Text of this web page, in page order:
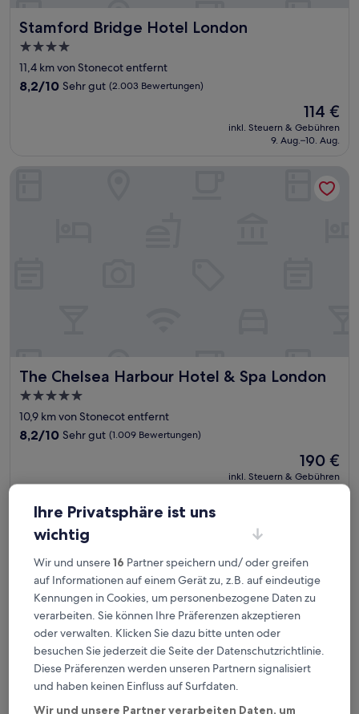
Stamford Bridge Hotel London
Stamford Bridge Hotel London
4.0-
Sterne-
Unterkunft
11,4 km von Stonecot entfernt
8.2
Bewertungen)
8,2/10 Sehr gut (2.003 Bewertungen)
Der
Preis
beträgt
114 €
inkl. Steuern & Gebühren
9. Aug.–10. Aug.
The Chelsea Harbour Hotel & Spa London
The Chelsea Harbour Hotel & Spa London
5.0-
Sterne-
Unterkunft
10,9 km von Stonecot entfernt
8.2
(1.009
Bewertungen)
8,2/10 Sehr gut (1.009 Bewertungen)
Der
Preis
beträgt
190 €
inkl. Steuern & Gebühren
The Chelsea Harbour Hotel & Spa London
Hotel Riu Plaza London The Westminster
Ihre Privatsphäre ist uns
wichtig
Wir und unsere16 Partner speichern und/ oder greifen
auf Informationen auf einem Gerät zu, z.B. auf eindeutige
Kennungen in Cookies, um personenbezogene Daten zu
verarbeiten. Sie können Ihre Präferenzen akzeptieren
oder verwalten. Klicken Sie dazu bitte unten oder
besuchen Sie jederzeit die Seite der Datenschutzrichtlinie.
Diese Präferenzen werden unseren Partnern signalisiert
und haben keinen Einfluss auf Surfdaten.
Wir und unsere Partner verarbeiten Daten, um